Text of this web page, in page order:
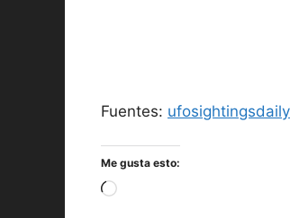
Fuentes: ufosightingsdaily
Me gusta esto:
Cargando...